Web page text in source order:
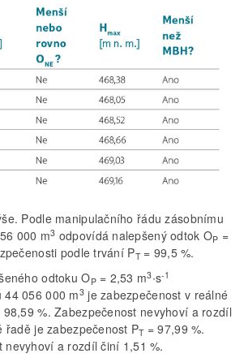
Podle manipulačního řádu zásobnímu
000 m3 odpovídá nalepšený odtok OP =
podle trvání PT= 99,5 %.
odtoku OP= 2,53 m3∙s-1
056 000 m3je zabezpečenost v reálné
%. Zabezpečenost nevyhoví a rozdíl
řadě je zabezpečenost PT= 97,99 %.
nevyhoví a rozdíl činí 1,51 %.